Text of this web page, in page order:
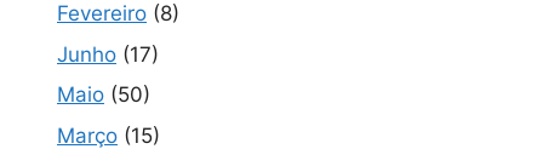
Fevereiro (8)
Junho (17)
Maio (50)
Março (15)